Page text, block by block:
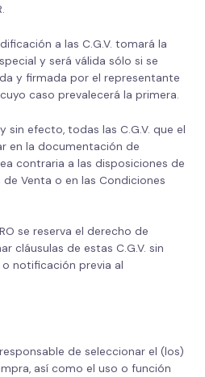
a las C.G.V. tomará la
y será válida sólo si se
y firmada por el representante
caso prevalecerá la primera.
sin efecto, todas las C.G.V. que el
en la documentación de
contraria a las disposiciones de
Venta o en las Condiciones
se reserva el derecho de
cláusulas de estas C.G.V. sin
notificación previa al
de seleccionar el (los)
así como el uso o función